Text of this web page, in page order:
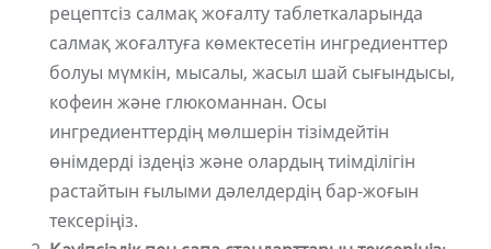
рецептсіз салмақ жоғалту таблеткаларында
салмақ жоғалтуға көмектесетін ингредиенттер
болуы мүмкін, мысалы, жасыл шай сығындысы,
кофеин және глюкоманнан. Осы
ингредиенттердің мөлшерін тізімдейтін
өнімдерді іздеңіз және олардың тиімділігін
растайтын ғылыми дәлелдердің бар-жоғын
тексеріңіз.